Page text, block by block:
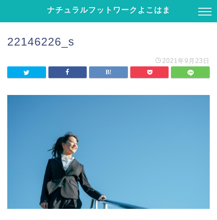
ナチュラルフットワークよこはま
22146226_s
2021年9月23日